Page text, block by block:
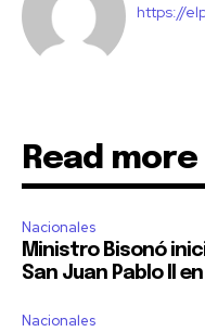
https://
Read more
Nacionales
Ministro Bisonó
San Juan Pablo II
Nacionales